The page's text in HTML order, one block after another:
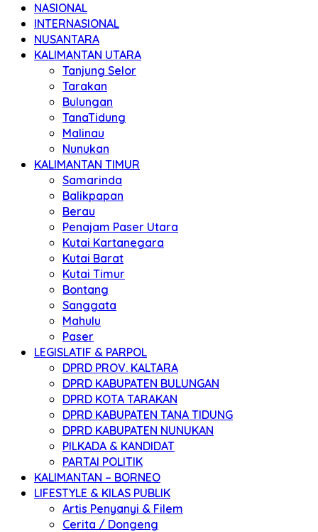
NASIONAL
INTERNASIONAL
NUSANTARA
KALIMANTAN UTARA
Tanjung Selor
Tarakan
Bulungan
TanaTidung
Malinau
Nunukan
KALIMANTAN TIMUR
Samarinda
Balikpapan
Berau
Penajam Paser Utara
Kutai Kartanegara
Kutai Barat
Kutai Timur
Bontang
Sanggata
Mahulu
Paser
LEGISLATIF & PARPOL
DPRD PROV. KALTARA
DPRD KABUPATEN BULUNGAN
DPRD KOTA TARAKAN
DPRD KABUPATEN TANA TIDUNG
DPRD KABUPATEN NUNUKAN
PILKADA & KANDIDAT
PARTAI POLITIK
KALIMANTAN – BORNEO
LIFESTYLE & KILAS PUBLIK
Artis Penyanyi & Filem
Cerita / Dongeng